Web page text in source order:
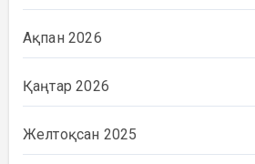
Ақпан 2026
Қаңтар 2026
Желтоқсан 2025